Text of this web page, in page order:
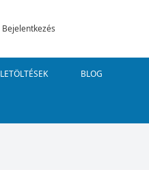
Bejelentkezés
LETÖLTÉSEK BLOG